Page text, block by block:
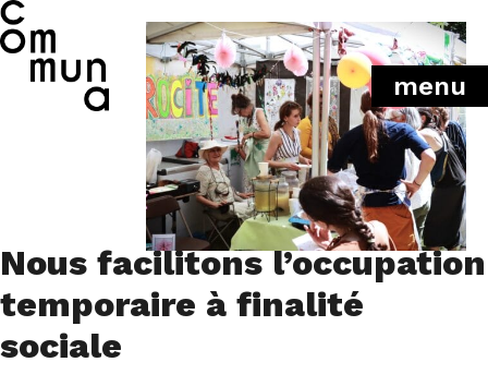
menu
Nous facilitons l’occupation
temporaire à finalité
sociale